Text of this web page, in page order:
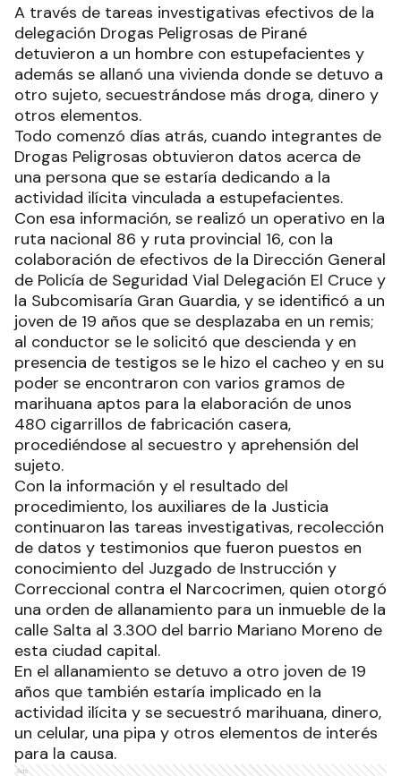
A través de tareas investigativas efectivos de la
delegación Drogas Peligrosas de Pirané
detuvieron a un hombre con estupefacientes y
además se allanó una vivienda donde se detuvo a
otro sujeto, secuestrándose más droga, dinero y
otros elementos.
Todo comenzó días atrás, cuando integrantes de
Drogas Peligrosas obtuvieron datos acerca de
una persona que se estaría dedicando a la
actividad ilícita vinculada a estupefacientes.
Con esa información, se realizó un operativo en la
ruta nacional 86 y ruta provincial 16, con la
colaboración de efectivos de la Dirección General
de Policía de Seguridad Vial Delegación El Cruce y
la Subcomisaría Gran Guardia, y se identificó a un
joven de 19 años que se desplazaba en un remis;
al conductor se le solicitó que descienda y en
presencia de testigos se le hizo el cacheo y en su
poder se encontraron con varios gramos de
marihuana aptos para la elaboración de unos
480 cigarrillos de fabricación casera,
procediéndose al secuestro y aprehensión del
sujeto.
Con la información y el resultado del
procedimiento, los auxiliares de la Justicia
continuaron las tareas investigativas, recolección
de datos y testimonios que fueron puestos en
conocimiento del Juzgado de Instrucción y
Correccional contra el Narcocrimen, quien otorgó
una orden de allanamiento para un inmueble de la
calle Salta al 3.300 del barrio Mariano Moreno de
esta ciudad capital.
En el allanamiento se detuvo a otro joven de 19
años que también estaría implicado en la
actividad ilícita y se secuestró marihuana, dinero,
un celular, una pipa y otros elementos de interés
para la causa.
Ads